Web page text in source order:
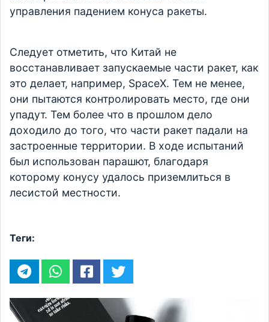
управления падением конуса ракеты.
Следует отметить, что Китай не
восстанавливает запускаемые части ракет, как
это делает, например, SpaceX. Тем не менее,
они пытаются контролировать место, где они
упадут. Тем более что в прошлом дело
доходило до того, что части ракет падали на
застроенные территории. В ходе испытаний
был использован парашют, благодаря
которому конусу удалось приземлиться в
лесистой местности.
Теги: